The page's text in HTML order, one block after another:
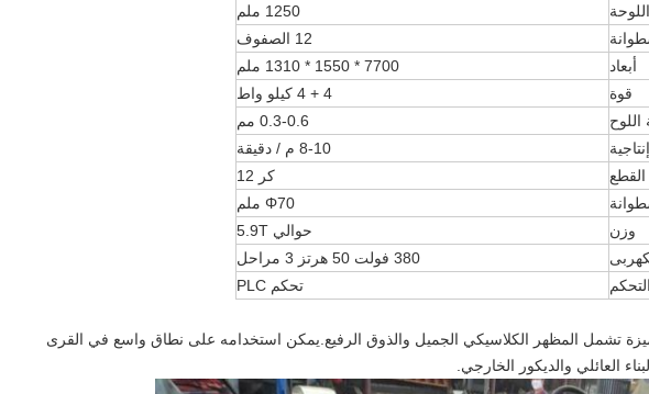
1250 ملم
12 الصفوف
أبعاد
7700 * 1550 * 1310 ملم
قوة
4 + 4 كيلو واط
0.3-0.6 مم
إنتاجية
8-10 م / دقيقة
كر 12
Φ70 ملم
وزن
حوالي 5.9T
380 فولت 50 هرتز 3 مراحل
تحكم PLC
تشمل المظهر الكلاسيكي الجميل والذوق الرفيع.يمكن استخدامه على نطاق واسع في القرى
العائلي والديكور الخارجي.